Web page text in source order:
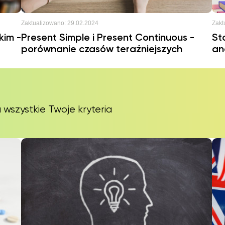
-
Zaktualizowano: 29.02.2024
Present Simple i Present Continuous -
porównanie czasów teraźniejszych
Twoje kryteria